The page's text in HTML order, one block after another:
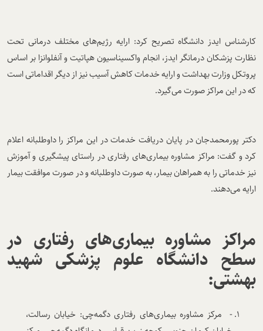
کارشناس ایدز دانشگاه تصریح کرد: ارایه رژیم‌های مختلف درمانی تحت
نظارت پزشکان درمانگر ایدز، انجام واکسیناسیون هپاتیت و آنفلوانزا بر اساس
پروتکل وزارت بهداشت و ارایه خدمات کاهش آسیب نیز از دیگر اقداماتی است
که در این مراکز صورت می‌گیرد.
دکتر پورمحمدجان در پایان دریافت خدمات در این مراکز را داوطلبانه اعلام
کرد و گفت: مراکز مشاوره بیماری‌های رفتاری در راستای پیشگیری و آموزش
نیز خدماتی را به همراهان بیمار، به صورت داوطلبانه و در صورت موافقت بیمار
ارایه می‌دهند.
مراکز مشاوره بیماری‌های رفتاری در
سطح دانشگاه علوم پزشکی شهید
بهشتی:
- مرکز مشاوره بیماری‌های رفتاری دگمه‌چی: خیابان رسالت،